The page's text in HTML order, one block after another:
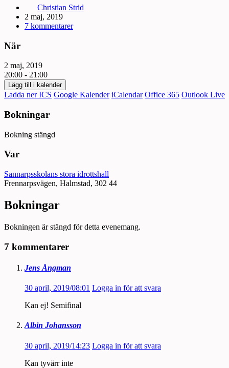
Christian Strid
2 maj, 2019
7 kommentarer
När
2 maj, 2019
20:00 - 21:00
Lägg till i kalender
Ladda ner ICS Google Kalender iCalendar Office 365 Outlook Live
Bokningar
Bokning stängd
Var
Sannarpsskolans stora idrottshall
Frennarpsvägen, Halmstad, 302 44
Bokningar
Bokningen är stängd för detta evenemang.
7 kommentarer
Jens Ångman
30 april, 2019/08:01 Logga in för att svara
Kan ej! Semifinal
Albin Johansson
30 april, 2019/14:23 Logga in för att svara
Kan tyvärr inte